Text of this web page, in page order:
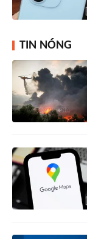
TIN NÓNG